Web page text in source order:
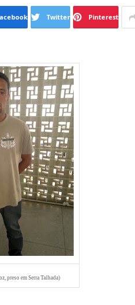
Twitter Pinterest
preso em Serra Talhada)